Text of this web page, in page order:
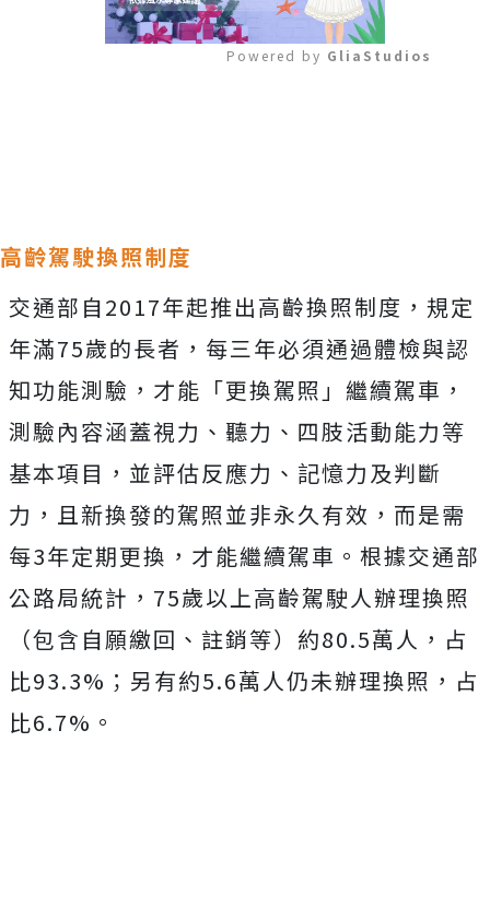
Powered by GliaStudios
高齡駕駛換照制度
交通部自2017年起推出高齡換照制度，規定
年滿75歲的長者，每三年必須通過體檢與認
知功能測驗，才能「更換駕照」繼續駕車，
測驗內容涵蓋視力、聽力、四肢活動能力等
基本項目，並評估反應力、記憶力及判斷
力，且新換發的駕照並非永久有效，而是需
每3年定期更換，才能繼續駕車。 根據交通部
公路局統計，75歲以上高齡駕駛人辦理換照
（包含自願繳回、註銷等）約80.5萬人，占
比93.3%；另有約5.6萬人仍未辦理換照，占
比6.7%。